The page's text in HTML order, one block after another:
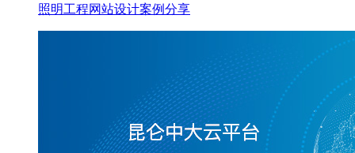
照明工程网站设计案例分享